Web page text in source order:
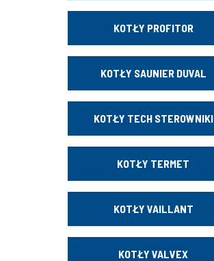
KOTŁY PROFITOR
KOTŁY SAUNIER DUVAL
KOTŁY TECH STEROWNIKI
KOTŁY TERMET
KOTŁY VAILLANT
KOTŁY VALVEX